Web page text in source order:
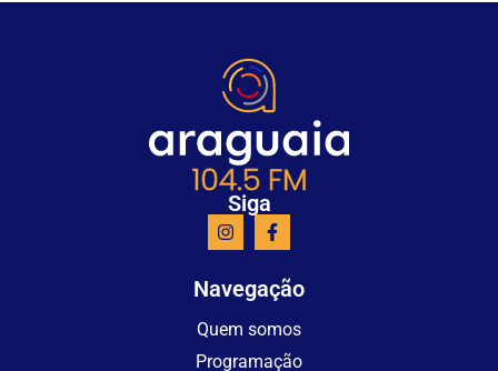
Siga
Navegação
Quem somos
Programação